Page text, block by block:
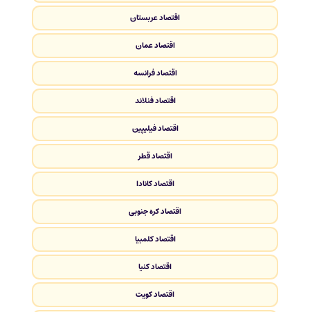
اقتصاد عربستان
اقتصاد عمان
اقتصاد فرانسه
اقتصاد فنلاند
اقتصاد فیلیپین
اقتصاد قطر
اقتصاد کانادا
اقتصاد کره جنوبی
اقتصاد کلمبیا
اقتصاد کنیا
اقتصاد کویت